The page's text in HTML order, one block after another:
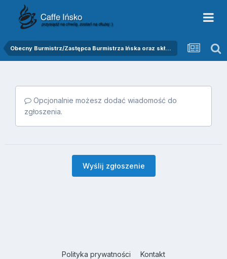
Obecny Burmistrz/Zastępca Burmistrza Ińska oraz skład Rady Miejskiej
Opcjonalnie możesz dodać wiadomość do
zgłoszenia.
Wyślij zgłoszenie
Polityka prywatności Kontakt